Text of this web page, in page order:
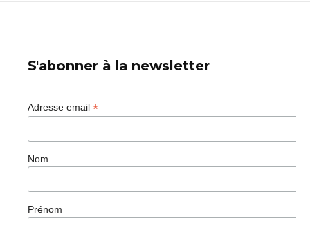
S'abonner à la newsletter
Adresse email *
Nom
Prénom